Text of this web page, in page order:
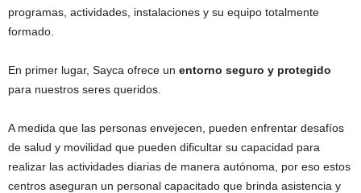
programas, actividades, instalaciones y su equipo totalmente
formado.
En primer lugar, Sayca ofrece un entorno seguro y protegido
para nuestros seres queridos.
A medida que las personas envejecen, pueden enfrentar desafíos
de salud y movilidad que pueden dificultar su capacidad para
realizar las actividades diarias de manera autónoma, por eso estos
centros aseguran un personal capacitado que brinda asistencia y